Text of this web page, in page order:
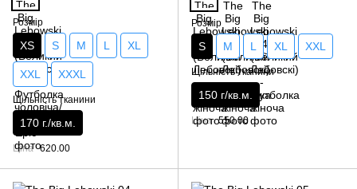
Розмір
XS S M L XL
XXL XXXL
Щільність тканини
170 г./кв.м.
Ціна 620.00
Розмір
S M L XL XXL
Щільність тканини
150 г/кв.м.
Ціна 550.00